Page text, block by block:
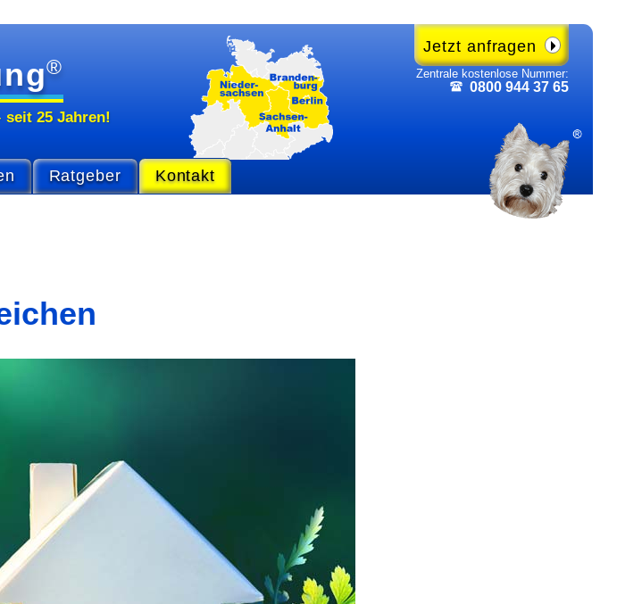
®
seit 25 Jahren!
Zentrale kosten­lose Nummer:
0800 944 37 65
Jetzt anfragen
Ratgeber Kontakt